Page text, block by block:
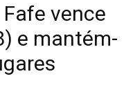
vence
e mantém-